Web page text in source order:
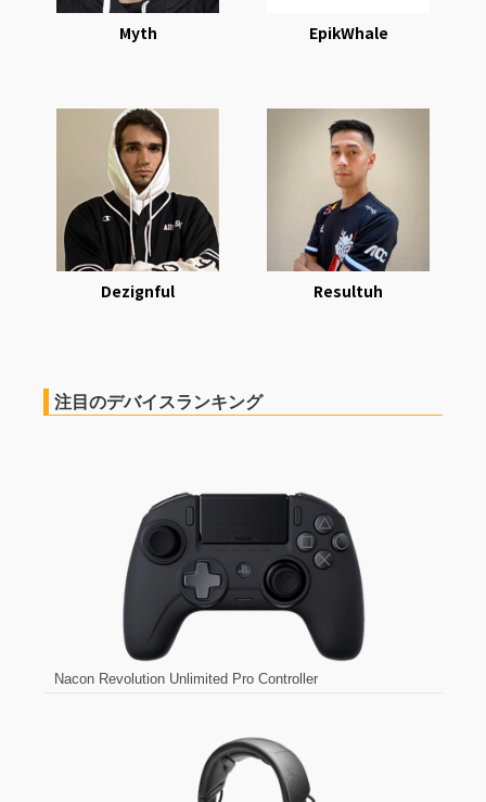
Myth EpikWhale
Dezignful Resultuh
注目のデバイスランキング
Nacon Revolution Unlimited Pro Controller